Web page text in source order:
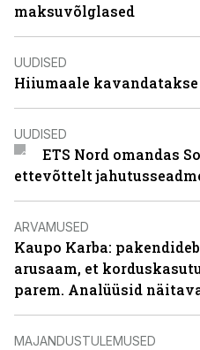
maksuvõlglased
UUDISED
Hiiumaale
UUDISED
ETS Nord omandas
ettevõttelt
ARVAMUSED
Kaupo Karba:
arusaam, et
parem. Analüüsid
MAJANDUSTULEMUSED